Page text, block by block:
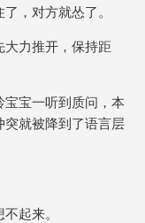
，对方就怂了。
力推开，保持距
宝一听到质问，本
突就被降到了语言层
起来。